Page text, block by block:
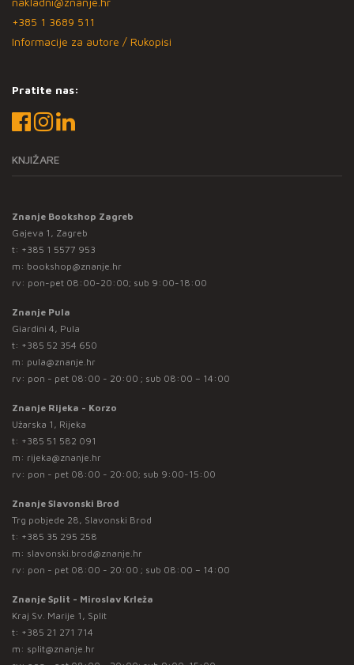
+385 1 3689 511
Informacije za autore / Rukopisi
Pratite nas:
KNJIŽARE
Znanje Bookshop Zagreb
Gajeva 1, Zagreb
t: +385 1 5577 953
m: bookshop@znanje.hr
rv: pon-pet 08:00-20:00; sub 9:00-18:00
Znanje Pula
Giardini 4, Pula
t: +385 52 354 650
m: pula@znanje.hr
rv: pon - pet 08:00 - 20:00 ; sub 08:00 – 14:00
Znanje Rijeka - Korzo
Užarska 1, Rijeka
t: +385 51 582 091
m: rijeka@znanje.hr
rv: pon - pet 08:00 - 20:00; sub 9:00-15:00
Znanje Slavonski Brod
Trg pobjede 28, Slavonski Brod
t: +385 35 295 258
m: slavonski.brod@znanje.hr
rv: pon - pet 08:00 - 20:00 ; sub 08:00 – 14:00
Znanje Split - Miroslav Krleža
Kraj Sv. Marije 1, Split
t: +385 21 271 714
m: split@znanje.hr